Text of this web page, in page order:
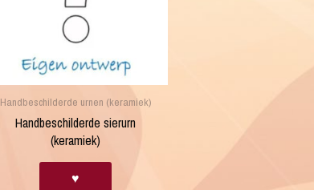
Handbeschilderde urnen (keramiek)
Handbeschilderde sierurn
(keramiek)
♥